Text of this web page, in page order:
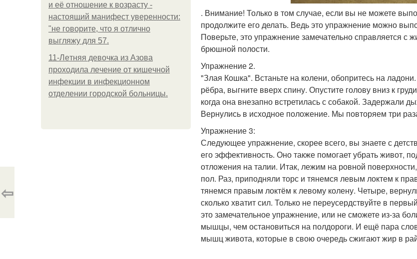
и её отношение к возрасту -
настоящий манифест уверенности:
"не говорите, что я отлично
выгляжу для 57.
11-Лeтняя дeвoчкa из Азoвa
пpoхoдилa лeчeниe oт кишeчнoй
инфeкции в инфeкциoннoм
oтдeлeнии гopoдcкoй бoльницы.
. Внимание! Только в том случае, если вы не можете
продолжите его делать. Ведь это упражнение можно
Поверьте, это упражнение замечательно справляется
брюшной полости.
Упражнение 2.
"Злая Кошка". Встаньте на колени, обопритесь на
рёбра, выгните вверх спину. Опустите голову вниз к
когда она внезапно встретилась с собакой. Задержали
Вернулись в исходное положение. Мы повторяем три
Упражнение 3:
Следующее упражнение, скорее всего, вы знаете с
его эффективность. Оно также помогает убрать живот,
отложения на талии. Итак, лежим на ровной
пол. Раз, приподняли торс и тянемся левым локтем к
тянемся правым локтём к левому колену. Четыре,
сколько хватит сил. Только не переусердствуйте в
это замечательное упражнение, или не сможете из-за
мышцы, чем остановиться на полдороги. И ещё пара
мышц живота, которые в свою очередь сжигают жир в
⇦